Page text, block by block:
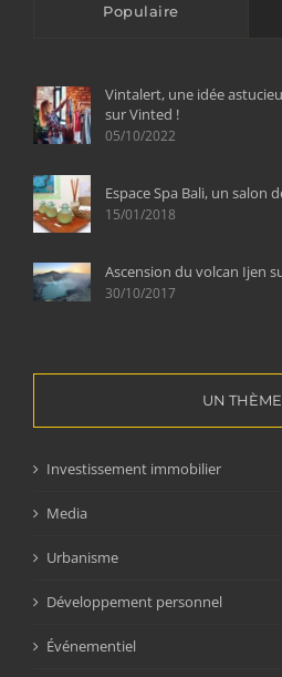
Populaire
Vintalert, une idée
sur Vinted !
05/10/2022
Espace Spa Bali, un salon
15/01/2018
Ascension du volcan Ijen
30/10/2017
UN
Investissement immobilier
Media
Urbanisme
Développement personnel
Événementiel